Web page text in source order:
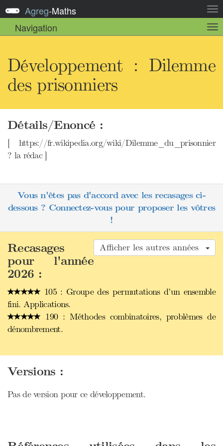
la
Agreg-Maths
Navigation
la
Développement : Dilemme
des prisonniers
Détails/Enoncé :
[ https://fr.wikipedia.org/wiki/Dilemme_du_prisonnier
? la rédac ]
Vous n'êtes pas d'accord avec les recasages ci-
dessous ? Connectez-vous pour proposer les vôtres
!
Afficher les autres années
Recasages
pour l'année
2026 :
105 : Groupe des permutations d’un ensemble
fini. Applications.
190 : Méthodes combinatoires, problèmes de
dénombrement.
Versions :
Pas de version pour ce développement.